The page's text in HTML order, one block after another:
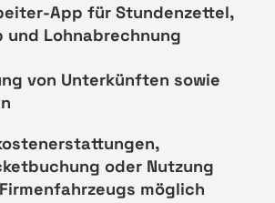
App für Stundenzettel,
und Lohnabrechnung
von Unterkünften sowie
oder Nutzung
möglich